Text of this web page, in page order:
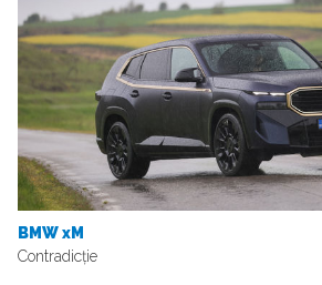
BMW xM
Contradicție